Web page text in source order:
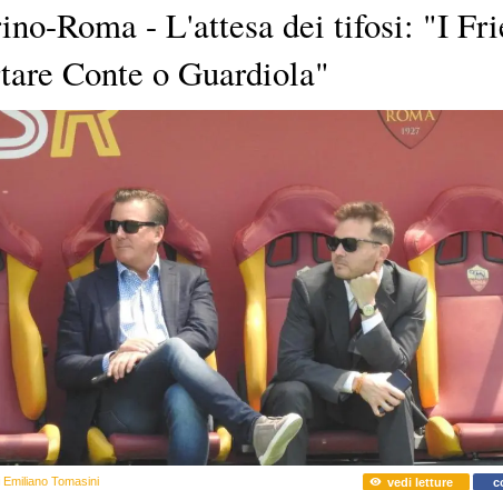
Roma - L'attesa dei tifosi: "I
Conte o Guardiola"
Tomasini vedi letture